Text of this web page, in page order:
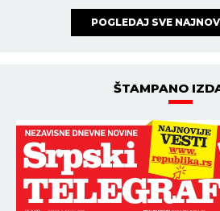
POGLEDAJ SVE
ŠTAMPANO